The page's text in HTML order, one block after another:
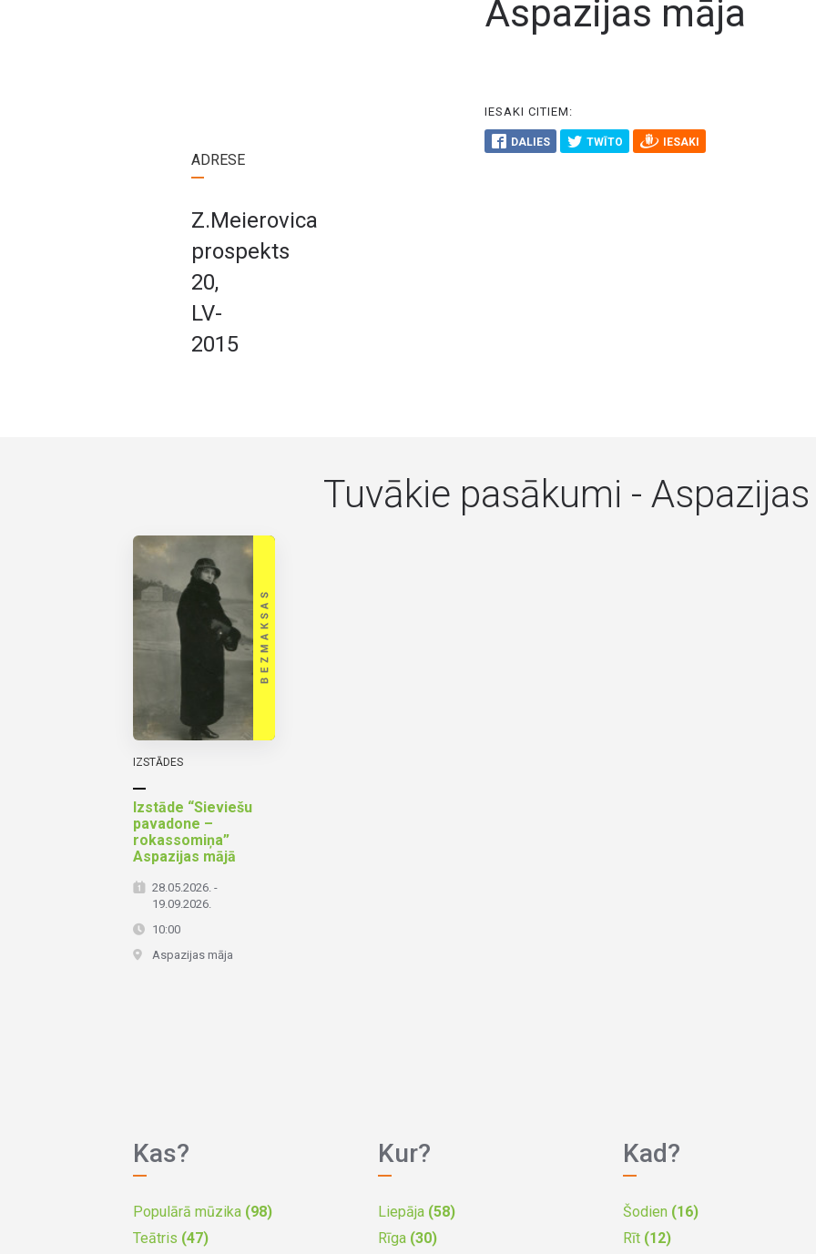
Aspazijas māja
IESAKI CITIEM:
DALIES TWĪTO IESAKI
ADRESE
Z.Meierovica
prospekts
20,
LV-
2015
Tuvākie pasākumi -
IZSTĀDES
Izstāde “Sieviešu
pavadone –
rokassomiņa”
Aspazijas mājā
28.05.2026. -
19.09.2026.
10:00
Aspazijas māja
Kas?
Populārā mūzika (98)
Teātris (47)
Kur?
Liepāja (58)
Rīga (30)
Kad?
Šodien (16)
Rīt (12)